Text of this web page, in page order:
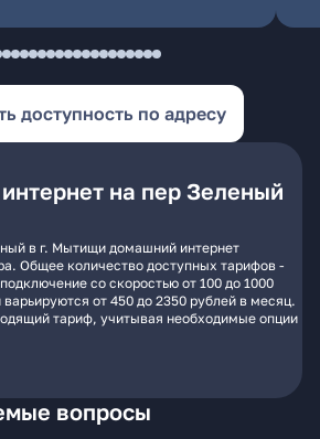
доступность по адресу
на пер Зеленый
в г. Мытищи домашний интернет
Общее количество доступных тарифов -
со скоростью от 100 до 1000
от 450 до 2350 рублей в месяц.
тариф, учитывая необходимые опции
вопросы